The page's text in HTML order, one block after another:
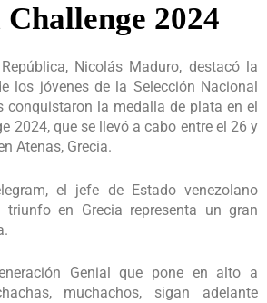
2024
Nicolás Maduro, destacó la
los jóvenes de la Selección Nacional
conquistaron la medalla de plata en el
2024, que se llevó a cabo entre el 26 y
Atenas, Grecia.
el jefe de Estado venezolano
triunfo en Grecia representa un gran
Genial que pone en alto a
muchachos, sigan adelante